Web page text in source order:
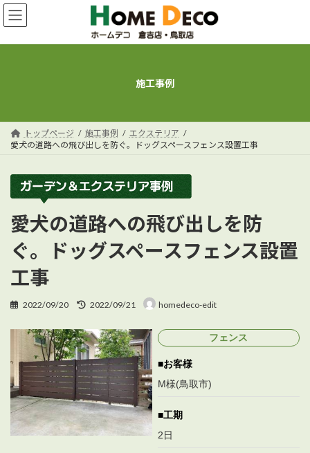
コ
ン
ン
ナ
ビ
ー
施工事例
トップページ 施工事例
エクステリア
愛犬の道路への飛び出しを防ぐ。ドッグスペースフェンス設置工事
愛犬の道路への飛び出しを防
ぐ。ドッグスペースフェンス設置
工事
2022/09/20
最
更
新
日
時
:
2022/09/21 homedeco-edit
フェンス
お客様
M様(鳥取市)
工期
2日